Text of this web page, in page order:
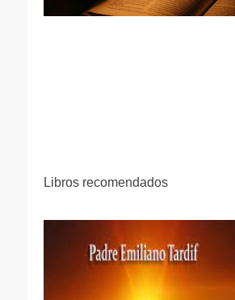
Libros recomendados